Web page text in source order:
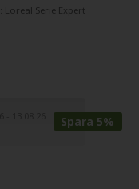
Loreal Serie Expert
Spara 5%